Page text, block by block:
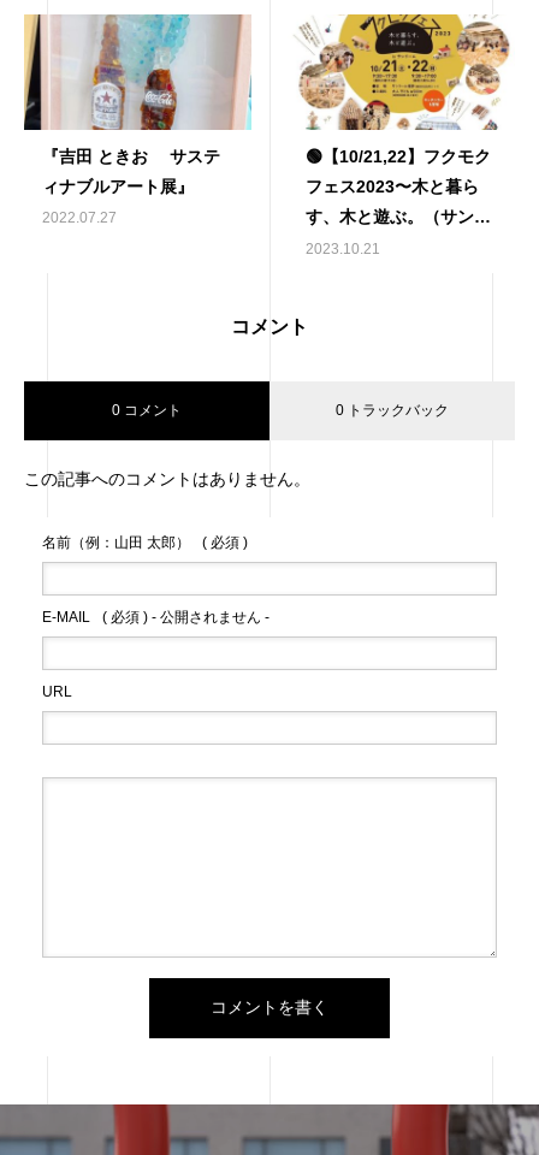
『吉田 ときお サステ
ィナブルアート展』
2022.07.27
🟢【10/21,22】フクモク
フェス2023〜木と暮ら
す、木と遊ぶ。（サンド
ーム福井）🟢
2023.10.21
コメント
0 コメント 0 トラックバック
この記事へのコメントはありません。
名前（例：山田 太郎） ( 必須 )
E-MAIL ( 必須 ) - 公開されません -
URL